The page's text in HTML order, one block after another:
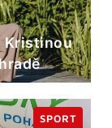
Kristinou
SPORT